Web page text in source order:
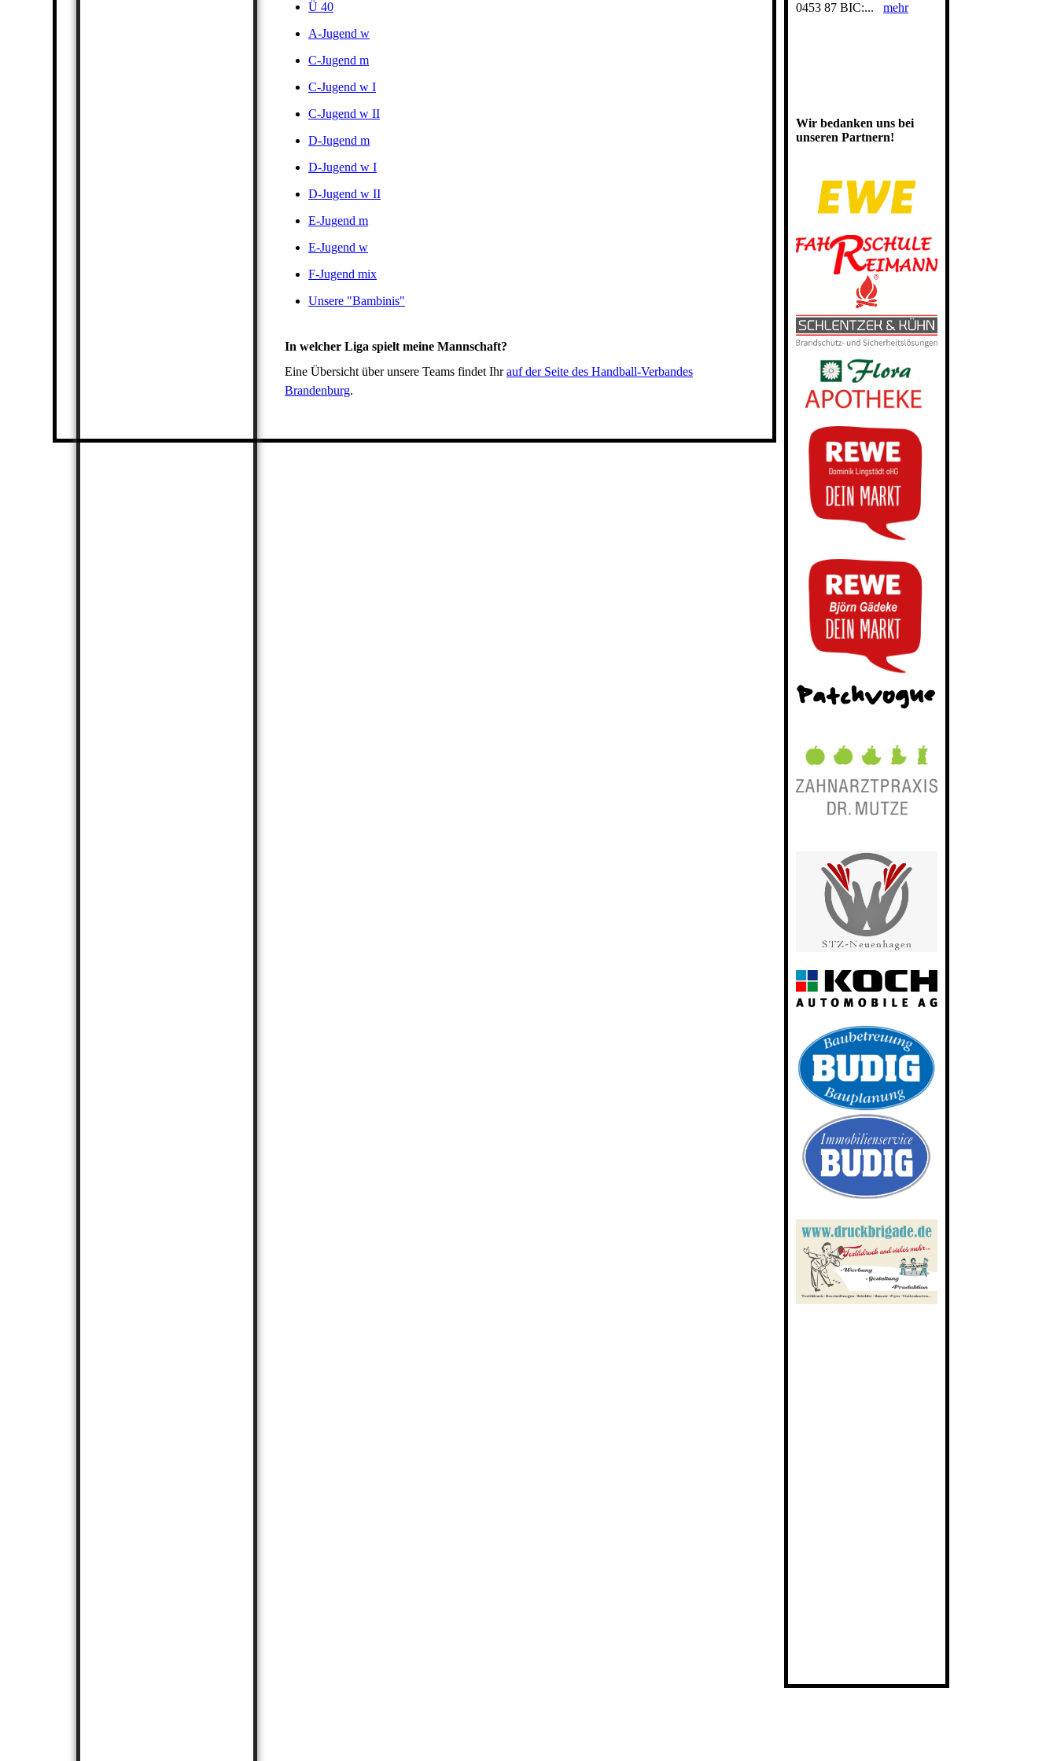
Ü 40
A-Jugend w
C-Jugend m
C-Jugend w I
C-Jugend w II
D-Jugend m
D-Jugend w I
D-Jugend w II
E-Jugend m
E-Jugend w
F-Jugend mix
Unsere "Bambinis"
In welcher Liga spielt meine Mannschaft?
Eine Übersicht über unsere Teams findet Ihrauf der Seite des Handball-Verbandes
Brandenburg.
0453 87 BIC:... mehr
Wir bedanken uns bei
unseren Partnern!